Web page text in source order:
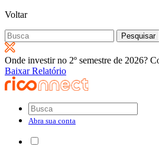
Voltar
Pesquisar
por:
Onde investir no 2º semestre de 2026?
Baixar Relatório
Abra sua conta